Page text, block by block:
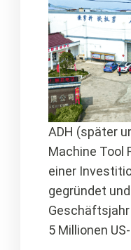
ADH (später
Machine Tool
einer
gegründet
5 Millionen